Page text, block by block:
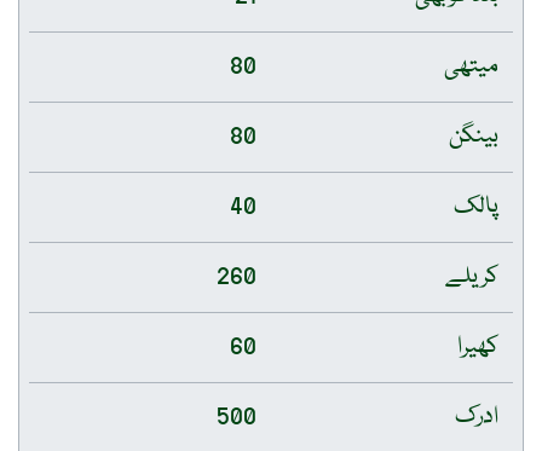
میتھی
80
بینگن
80
پالک
40
کریلے
260
کھیرا
60
ادرک
500